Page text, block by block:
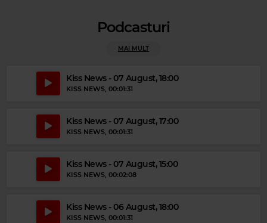
Magic FM
MIKE & THE MECHANICS–OVER MY SHOULDER
Podcasturi
MAI MULT
Kiss News - 07 August, 18:00
KISS NEWS, 00:01:31
Kiss News - 07 August, 17:00
KISS NEWS, 00:01:31
Kiss News - 07 August, 15:00
KISS NEWS, 00:02:08
Kiss News - 06 August, 18:00
KISS NEWS, 00:01:31